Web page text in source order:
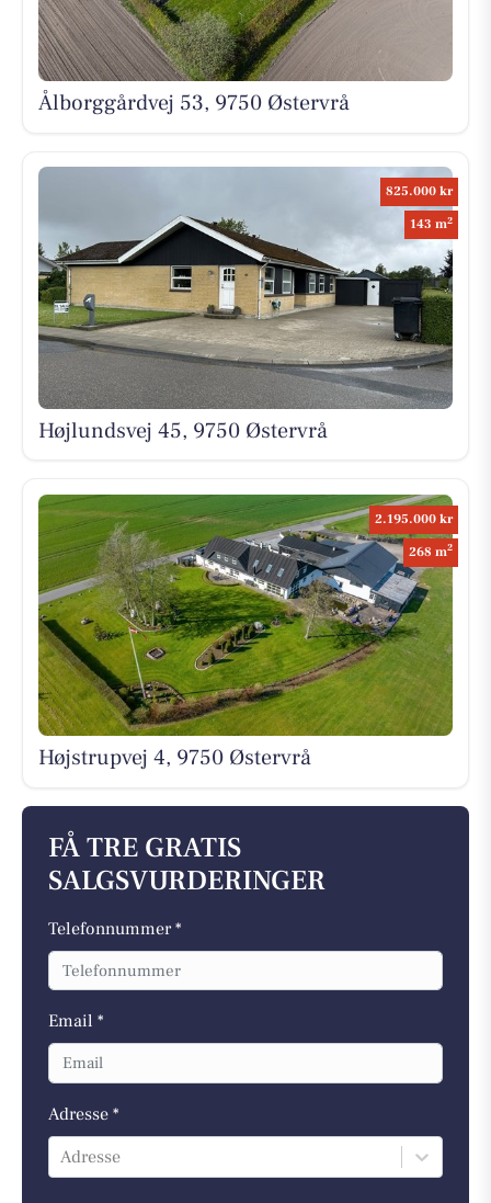
Ålborggårdvej 53, 9750 Østervrå
825.000 kr
143 m2
Højlundsvej 45, 9750 Østervrå
2.195.000 kr
268 m2
Højstrupvej 4, 9750 Østervrå
FÅ TRE GRATIS
SALGSVURDERINGER
Telefonnummer *
Email *
Adresse *
Adresse